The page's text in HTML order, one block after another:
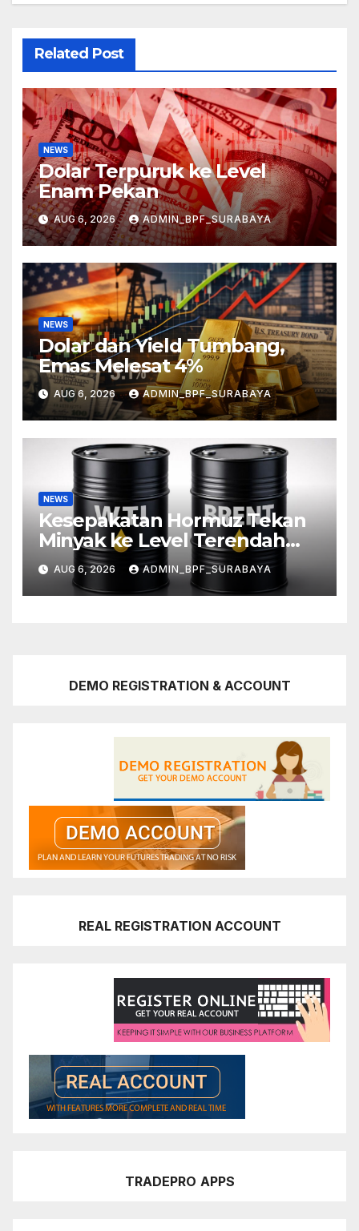
Related Post
NEWS
Dolar Terpuruk ke Level
Enam Pekan
AUG 6, 2026 ADMIN_BPF_SURABAYA
NEWS
Dolar dan Yield Tumbang,
Emas Melesat 4%
AUG 6, 2026 ADMIN_BPF_SURABAYA
NEWS
Kesepakatan Hormuz Tekan
Minyak ke Level Terendah
Sebulan
AUG 6, 2026 ADMIN_BPF_SURABAYA
DEMO REGISTRATION & ACCOUNT
REAL REGISTRATION ACCOUNT
TRADEPRO APPS